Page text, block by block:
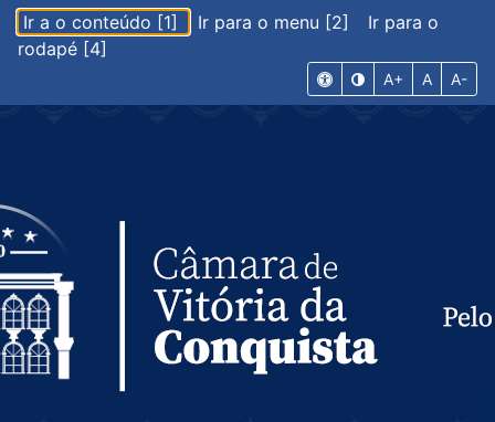
Ir a o conteúdo [1] Ir para o menu [2]
Ir para o
rodapé [4]
A+ A A-